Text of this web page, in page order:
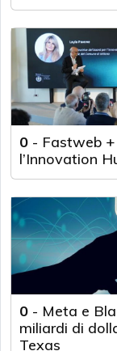
0 - Fastweb
l’Innovation
0 - Meta e
miliardi di
Texas